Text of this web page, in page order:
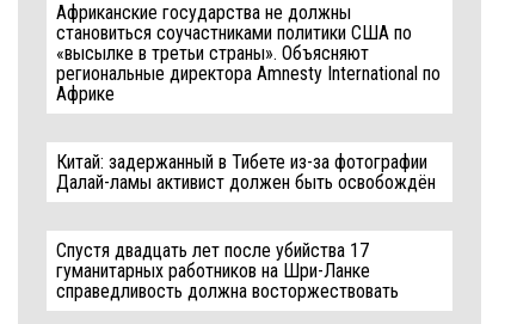
Африканские государства не должны
становиться соучастниками политики США по
«высылке в третьи страны». Объясняют
региональные директора Amnesty International по
Африке
Китай: задержанный в Тибете из-за фотографии
Далай-ламы активист должен быть освобождён
Спустя двадцать лет после убийства 17
гуманитарных работников на Шри-Ланке
справедливость должна восторжествовать